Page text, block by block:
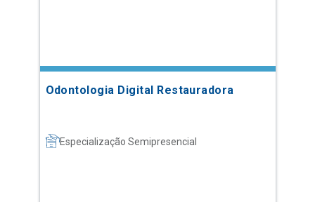
Odontologia Digital Restauradora
Especialização Semipresencial